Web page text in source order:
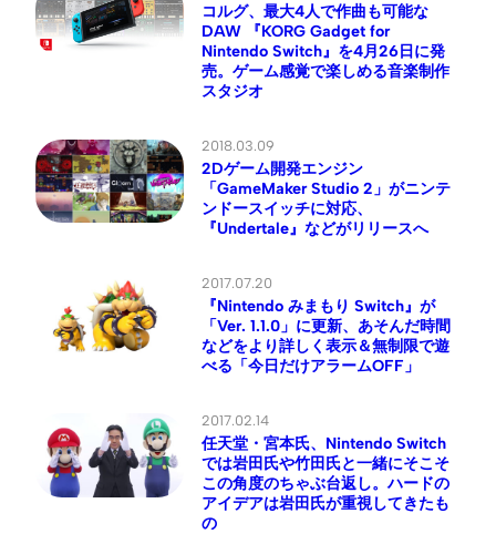
コルグ、最大4人で作曲も可能な
DAW 『KORG Gadget for
Nintendo Switch』を4月26日に発
売。ゲーム感覚で楽しめる音楽制作
スタジオ
2018.03.09
2Dゲーム開発エンジン
「GameMaker Studio 2」がニンテ
ンドースイッチに対応、
『Undertale』などがリリースへ
2017.07.20
『Nintendo みまもり Switch』が
「Ver. 1.1.0」に更新、あそんだ時間
などをより詳しく表示＆無制限で遊
べる「今日だけアラームOFF」
2017.02.14
任天堂・宮本氏、Nintendo Switch
では岩田氏や竹田氏と一緒にそこそ
この角度のちゃぶ台返し。ハードの
アイデアは岩田氏が重視してきたも
の